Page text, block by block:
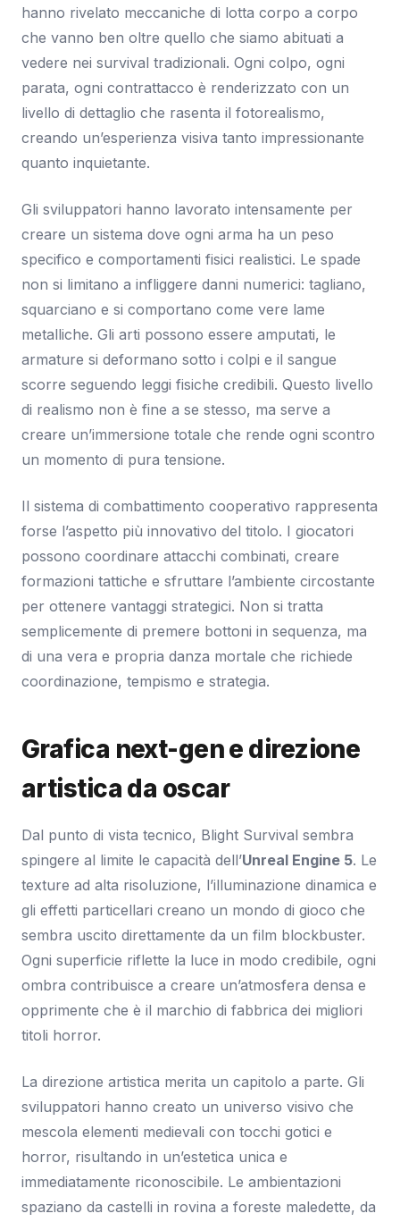
hanno rivelato meccaniche di lotta corpo a corpo
che vanno ben oltre quello che siamo abituati a
vedere nei survival tradizionali. Ogni colpo, ogni
parata, ogni contrattacco è renderizzato con un
livello di dettaglio che rasenta il fotorealismo,
creando un’esperienza visiva tanto impressionante
quanto inquietante.
Gli sviluppatori hanno lavorato intensamente per
creare un sistema dove ogni arma ha un peso
specifico e comportamenti fisici realistici. Le spade
non si limitano a infliggere danni numerici: tagliano,
squarciano e si comportano come vere lame
metalliche. Gli arti possono essere amputati, le
armature si deformano sotto i colpi e il sangue
scorre seguendo leggi fisiche credibili. Questo livello
di realismo non è fine a se stesso, ma serve a
creare un’immersione totale che rende ogni scontro
un momento di pura tensione.
Il sistema di combattimento cooperativo rappresenta
forse l’aspetto più innovativo del titolo. I giocatori
possono coordinare attacchi combinati, creare
formazioni tattiche e sfruttare l’ambiente circostante
per ottenere vantaggi strategici. Non si tratta
semplicemente di premere bottoni in sequenza, ma
di una vera e propria danza mortale che richiede
coordinazione, tempismo e strategia.
Grafica next-gen e direzione
artistica da oscar
Dal punto di vista tecnico, Blight Survival sembra
spingere al limite le capacità dell’Unreal Engine 5. Le
texture ad alta risoluzione, l’illuminazione dinamica e
gli effetti particellari creano un mondo di gioco che
sembra uscito direttamente da un film blockbuster.
Ogni superficie riflette la luce in modo credibile, ogni
ombra contribuisce a creare un’atmosfera densa e
opprimente che è il marchio di fabbrica dei migliori
titoli horror.
La direzione artistica merita un capitolo a parte. Gli
sviluppatori hanno creato un universo visivo che
mescola elementi medievali con tocchi gotici e
horror, risultando in un’estetica unica e
immediatamente riconoscibile. Le ambientazioni
spaziano da castelli in rovina a foreste maledette, da